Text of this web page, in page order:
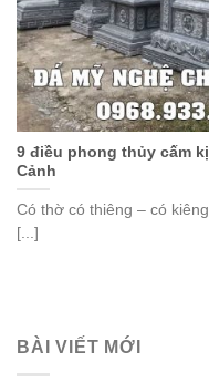
9 điều phong thủy cấm
Cảnh
Có thờ có thiêng – có
[...]
BÀI VIẾT MỚI